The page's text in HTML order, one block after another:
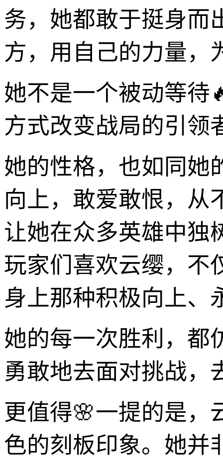
务，她都敢于挺身而
方，用自己的力量，
她不是一个被动等待
方式改变战局的引领
她的性格，也如同她
向上，敢爱敢恨，从
让她在众多英雄中独
玩家们喜欢云缨，不
身上那种积极向上、
她的每一次胜利，都
勇敢地去面对挑战，
更值得🌸一提的是，
色的刻板印象。她并